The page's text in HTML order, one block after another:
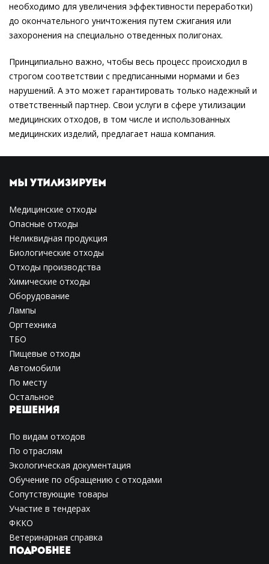
необходимо для увеличения эффективности переработки)
до окончательного уничтожения путем сжигания или
захоронения на специально отведенных полигонах.
Принципиально важно, чтобы весь процесс происходил в
строгом соответствии с предписанными нормами и без
нарушений. А это может гарантировать только надежный и
ответственный партнер. Свои услуги в сфере утилизации
медицинских отходов, в том числе и использованных
медицинских изделий, предлагает наша компания.
МЫ УТИЛИЗИРУЕМ
Медицинские отходы
Опасные отходы
Неликвидная продукция
Биологические отходы
Отходы производства
Химические отходы
Оборудование
Лампы
Оргтехника
ТБО
Пищевые отходы
Автомобили
По месту
Остальное
РЕШЕНИЯ
По видам отходов
По отраслям
Экологическая документация
Обучение по обращению с отходами
Сопутствующие товары
Участие в тендерах
ФККО
Ветеринарная справка
ПОДРОБНЕЕ